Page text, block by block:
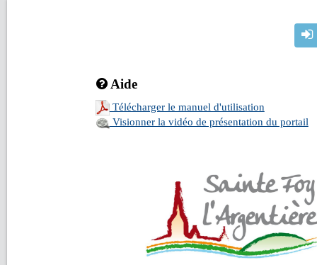
Aide
Télécharger le manuel d'utilisation
Visionner la vidéo de présentation du portail